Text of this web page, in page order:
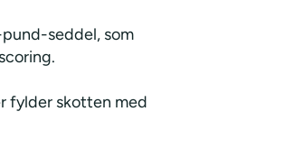
seddel, som
fylder skotten med